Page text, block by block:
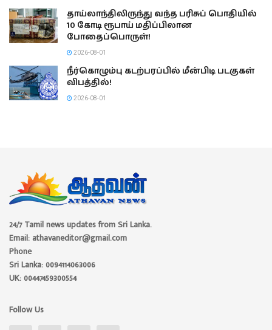
தாய்லாந்திலிருந்து வந்த பரிசுப் பொதியில்
10 கோடி ரூபாய் மதிப்பிலான
போதைப்பொருள்!
2026-08-01
நீர்கொழும்பு கடற்பரப்பில் மீன்பிடி படகுகள்
விபத்தில்!
2026-08-01
24/7 Tamil news updates from Sri Lanka.
Email: athavaneditor@gmail.com
Phone
Sri Lanka: 0094114063006
UK: 00447459300554
Follow Us